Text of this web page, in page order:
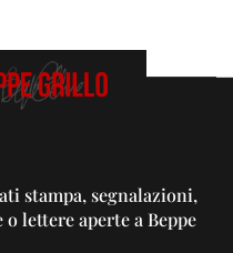
stampa, segnalazioni,
lettere aperte a Beppe